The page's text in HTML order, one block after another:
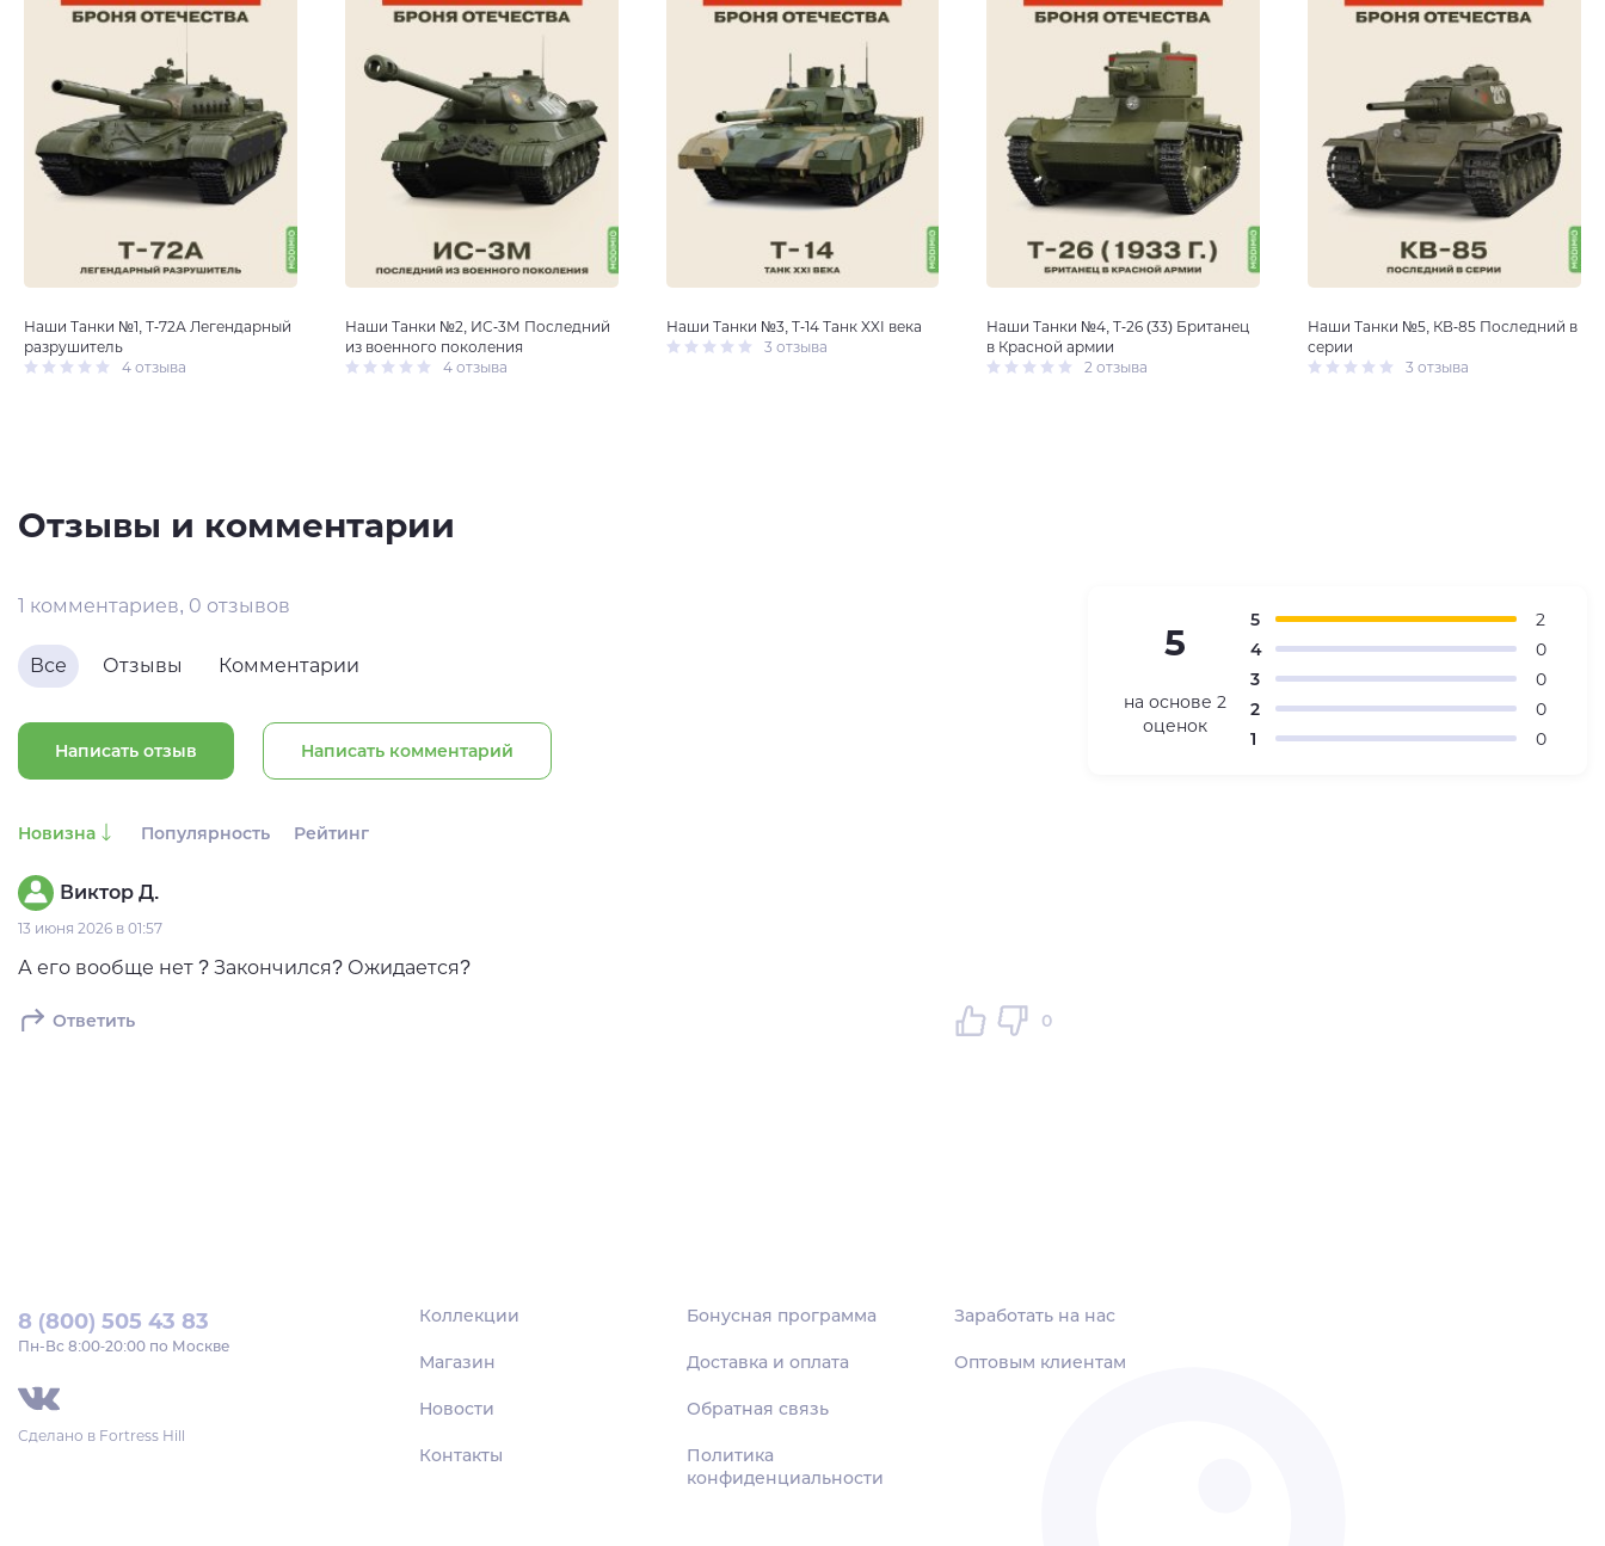
Наши Танки №1, Т-72А Легендарный
разрушитель
4 отзыва
Наши Танки №2, ИС-3М Последний
из военного поколения
4 отзыва
Наши Танки №3, T-14 Танк XXI века
3 отзыва
Наши Танки №4, T-26 (33) Британец
в Красной армии
2 отзыва
Наши Танки №5, КВ-85 Последний в
серии
3 отзыва
Отзывы и комментарии
1 комментариев, 0 отзывов
Все Отзывы Комментарии
Написать отзыв Написать комментарий
Новизна Популярность Рейтинг
Виктор Д.
13 июня 2026 в 01:57
А его вообще нет ? Закончился? Ожидается?
Ответить 0
5
на основе 2
оценок
5
2
4
0
3
0
2
0
1
0
8 (800) 505 43 83
Пн‑Вс 8:00-20:00 по Москве
Сделано в Fortress Hill
Коллекции
Магазин
Новости
Контакты
Бонусная программа
Доставка и оплата
Обратная связь
Политика
конфиденциальности
Заработать на нас
Оптовым клиентам